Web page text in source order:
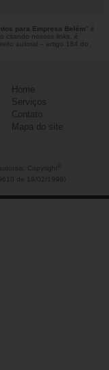
para Empresa Belém " é
citando nossos links, é
autoral – artigo 184 do
Home
Serviços
Contato
Mapa do site
Copyright
de 19/02/1998)